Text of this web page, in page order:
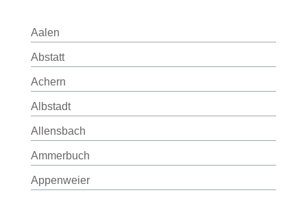
Aalen
Abstatt
Achern
Albstadt
Allensbach
Ammerbuch
Appenweier